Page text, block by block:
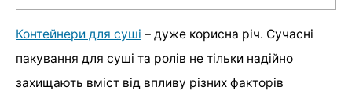
Контейнери для суші – дуже корисна річ. Сучасні
пакування для суші та ролів не тільки надійно
захищають вміст від впливу різних факторів